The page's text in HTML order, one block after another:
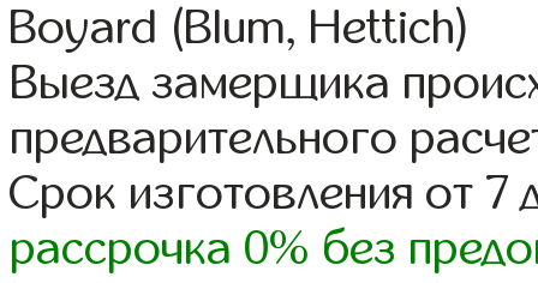
Boyard (Blum, Hettich)
Выезд замерщика
предварительного
Срок изготовления от 7
рассрочка 0% без